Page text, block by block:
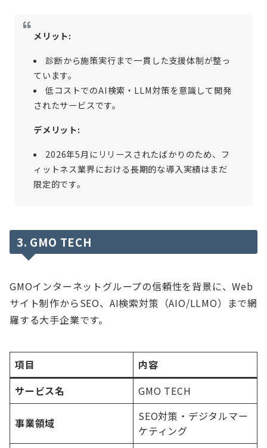
メリット:
診断から施策実行まで一貫した支援体制が整っ
ています。
低コストでのAI検索・LLM対策を意識して開発
されたサービスです。
デメリット:
2026年5月にリリースされたばかりのため、フ
ィットネス業界における長期的な導入実績はまだ
限定的です。
3. GMO TECH
GMOインターネットグループの信頼性を背景に、Web
サイト制作からSEO、AI検索対策（AIO/LLMO）まで網
羅する大手企業です。
項目
内容
サービス名
GMO TECH
事業領域
SEO対策・デジタルマー
ケティング